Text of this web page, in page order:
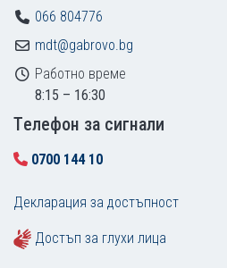
066 804776
mdt@gabrovo.bg
Работно време
8:15 – 16:30
Tелефон за сигнали
0700 144 10
Декларация за достъпност
Достъп за глухи лица